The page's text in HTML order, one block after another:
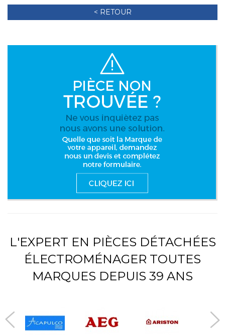
< RETOUR
L'EXPERT EN PIÈCES DÉTACHÉES
ÉLECTROMÉNAGER TOUTES
MARQUES DEPUIS 39 ANS